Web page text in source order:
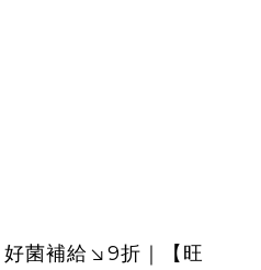
好菌補給↘9折｜【旺